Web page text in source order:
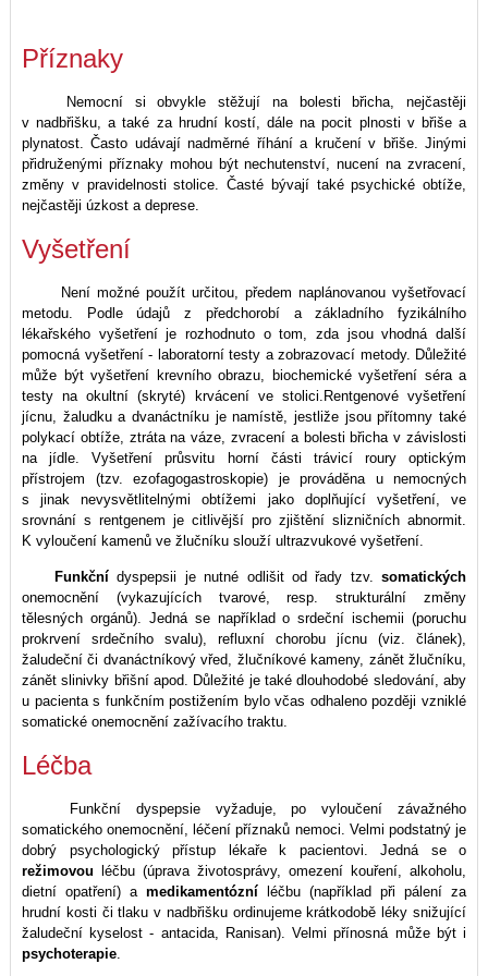
Příznaky
Nemocní si obvykle stěžují na bolesti břicha, nejčastěji
v nadbřišku, a také za hrudní kostí, dále na pocit plnosti v břiše a
plynatost. Často udávají nadměrné říhání a kručení v břiše. Jinými
přidruženými příznaky mohou být nechutenství, nucení na zvracení,
změny v pravidelnosti stolice. Časté bývají také psychické obtíže,
nejčastěji úzkost a deprese.
Vyšetření
Není možné použít určitou, předem naplánovanou vyšetřovací
metodu. Podle údajů z předchorobí a základního fyzikálního
lékařského vyšetření je rozhodnuto o tom, zda jsou vhodná další
pomocná vyšetření - laboratorní testy a zobrazovací metody. Důležité
může být vyšetření krevního obrazu, biochemické vyšetření séra a
testy na okultní (skryté) krvácení ve stolici.Rentgenové vyšetření
jícnu, žaludku a dvanáctníku je namístě, jestliže jsou přítomny také
polykací obtíže, ztráta na váze, zvracení a bolesti břicha v závislosti
na jídle. Vyšetření průsvitu horní části trávicí roury optickým
přístrojem (tzv. ezofagogastroskopie) je prováděna u nemocných
s jinak nevysvětlitelnými obtížemi jako doplňující vyšetření, ve
srovnání s rentgenem je citlivější pro zjištění slizničních abnormit.
K vyloučení kamenů ve žlučníku slouží ultrazvukové vyšetření.
Funkční dyspepsii je nutné odlišit od řady tzv. somatických
onemocnění (vykazujících tvarové, resp. strukturální změny
tělesných orgánů). Jedná se například o srdeční ischemii (poruchu
prokrvení srdečního svalu), refluxní chorobu jícnu (viz. článek),
žaludeční či dvanáctníkový vřed, žlučníkové kameny, zánět žlučníku,
zánět slinivky břišní apod. Důležité je také dlouhodobé sledování, aby
u pacienta s funkčním postižením bylo včas odhaleno později vzniklé
somatické onemocnění zažívacího traktu.
Léčba
Funkční dyspepsie vyžaduje, po vyloučení závažného
somatického onemocnění, léčení příznaků nemoci. Velmi podstatný je
dobrý psychologický přístup lékaře k pacientovi. Jedná se o
režimovou léčbu (úprava životosprávy, omezení kouření, alkoholu,
dietní opatření) a medikamentózní léčbu (například při pálení za
hrudní kosti či tlaku v nadbřišku ordinujeme krátkodobě léky snižující
žaludeční kyselost - antacida, Ranisan). Velmi přínosná může být i
psychoterapie.